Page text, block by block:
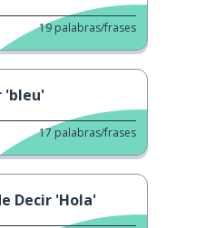
19 palabras/frases
'bleu'
17 palabras/frases
Decir 'Hola'